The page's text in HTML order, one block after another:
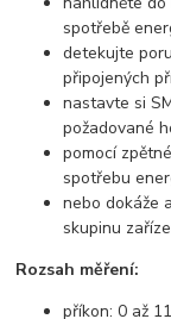
spotřebě
detekujte
připojených
nastavte si
požadované
pomocí
spotřebu
nebo dokáže
skupinu
Rozsah měření:
příkon: 0 až